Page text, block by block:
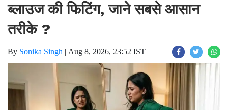
ब्लाउज की फिटिंग, जाने सबसे आसान
तरीके ?
By Sonika Singh | Aug 8, 2026, 23:52 IST